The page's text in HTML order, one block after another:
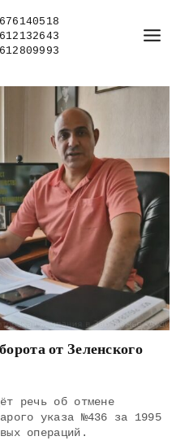
от Зеленского
речь об отмене
указа №436 за 1995
операций.